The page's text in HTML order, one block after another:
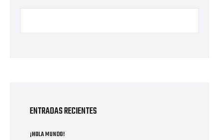
ENTRADAS RECIENTES
¡HOLA MUNDO!